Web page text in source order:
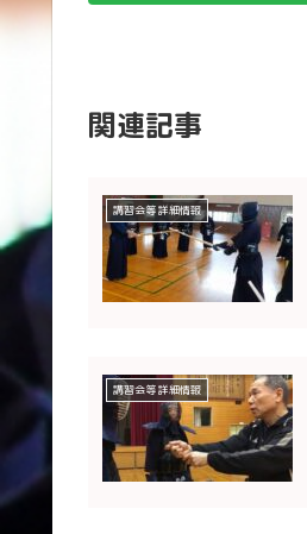
関連記事
講習会等 詳細情報
講習会等 詳細情報